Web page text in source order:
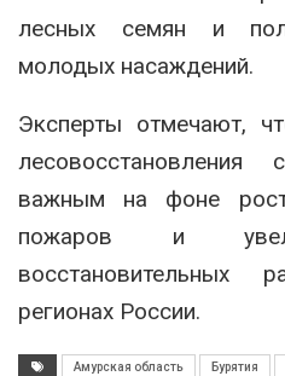
лесных семян и
молодых насаждений.
Эксперты отмечают,
лесовосстановления
важным на фоне
пожаров и
регионах России.
Амурская область Бурятия